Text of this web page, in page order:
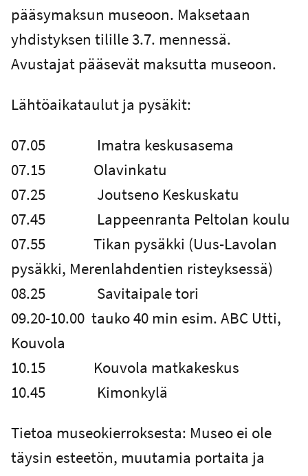
pääsymaksun museoon. Maksetaan
yhdistyksen tilille 3.7. mennessä.
Avustajat pääsevät maksutta museoon.
Lähtöaikataulut ja pysäkit:
07.05 Imatra keskusasema
07.15 Olavinkatu
07.25 Joutseno Keskuskatu
07.45 Lappeenranta Peltolan koulu
07.55 Tikan pysäkki (Uus-Lavolan
pysäkki, Merenlahdentien risteyksessä)
08.25 Savitaipale tori
09.20-10.00 tauko 40 min esim. ABC Utti,
Kouvola
10.15 Kouvola matkakeskus
10.45 Kimonkylä
Tietoa museokierroksesta: Museo ei ole
täysin esteetön, muutamia portaita ja